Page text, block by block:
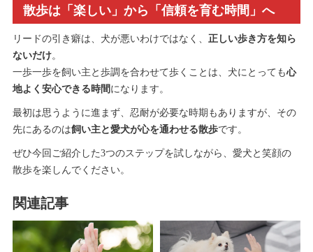
散歩は「楽しい」から「信頼を育む時間」へ
リードの引き癖は、犬が悪いわけではなく、 正しい歩き方を知ら
ないだけ。
一歩一歩を飼い主と歩調を合わせて歩くことは、犬にとっても心
地よく安心できる時間 になります。
最初は思うように進まず、忍耐が必要な時期もありますが、その
先にあるのは飼い主と愛犬が心を通わせる散歩です。
ぜひ今回ご紹介した3つのステップを試しながら、愛犬と笑顔の
散歩を楽しんでください。
関連記事